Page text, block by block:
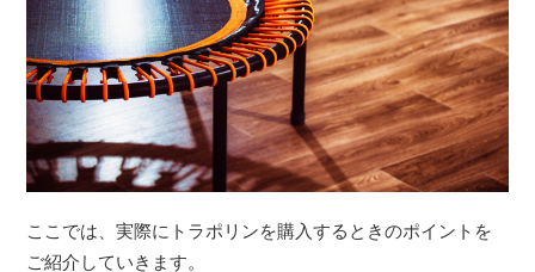
ここでは、実際にトラポリンを購入するときのポイントを
ご紹介していきます。